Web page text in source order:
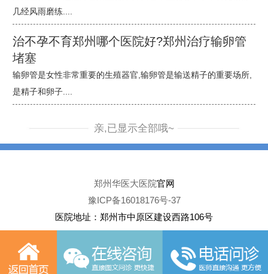
几经风雨磨练....
治不孕不育郑州哪个医院好?郑州治疗输卵管
堵塞
输卵管是女性非常重要的生殖器官,输卵管是输送精子的重要场所,
是精子和卵子....
亲,已显示全部哦~
郑州华医大医院官网
豫ICP备16018176号-37
医院地址：郑州市中原区建设西路106号